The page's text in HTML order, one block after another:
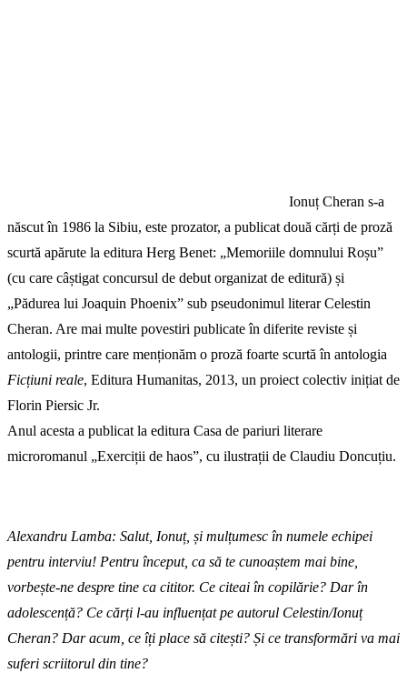
Ionuț Cheran s-a
născut în 1986 la Sibiu, este prozator, a publicat două cărți de proză
scurtă apărute la editura Herg Benet: „Memoriile domnului Roșu”
(cu care câștigat concursul de debut organizat de editură) și
„Pădurea lui Joaquin Phoenix” sub pseudonimul literar Celestin
Cheran. Are mai multe povestiri publicate în diferite reviste și
antologii, printre care menționăm o proză foarte scurtă în antologia
Ficțiuni reale, Editura Humanitas, 2013, un proiect colectiv inițiat de
Florin Piersic Jr.
Anul acesta a publicat la editura Casa de pariuri literare
microromanul „Exerciții de haos”, cu ilustrații de Claudiu Doncuțiu.
Alexandru Lamba: Salut, Ionuț, și mulțumesc în numele echipei
pentru interviu! Pentru început, ca să te cunoaștem mai bine,
vorbește-ne despre tine ca cititor. Ce citeai în copilărie? Dar în
adolescență? Ce cărți l-au influențat pe autorul Celestin/Ionuț
Cheran? Dar acum, ce îți place să citești? Și ce transformări va mai
suferi scriitorul din tine?